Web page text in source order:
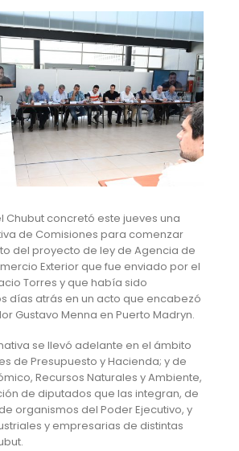
Chubut concretó este jueves una
de Comisiones para comenzar
del proyecto de ley de Agencia de
Exterior que fue enviado por el
Torres y que había sido
días atrás en un acto que encabezó
Gustavo Menna en Puerto Madryn.
se llevó adelante en el ámbito
de Presupuesto y Hacienda; y de
Recursos Naturales y Ambiente,
de diputados que las integran, de
organismos del Poder Ejecutivo, y
y empresarias de distintas